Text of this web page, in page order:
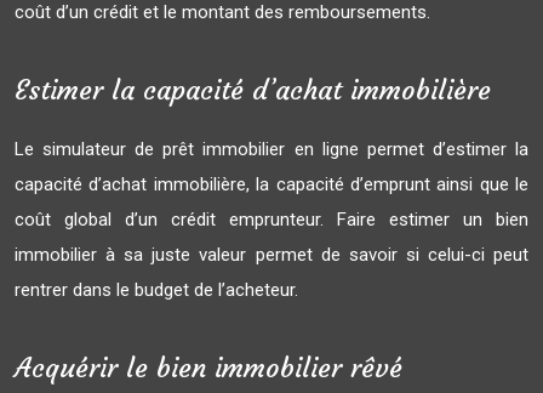
coût d’un crédit et le montant des remboursements.
Estimer la capacité d’achat immobilière
Le simulateur de prêt immobilier en ligne permet d’estimer la
capacité d’achat immobilière, la capacité d’emprunt ainsi que le
coût global d’un crédit emprunteur. Faire estimer un bien
immobilier à sa juste valeur permet de savoir si celui-ci peut
rentrer dans le budget de l’acheteur.
Acquérir le bien immobilier rêvé